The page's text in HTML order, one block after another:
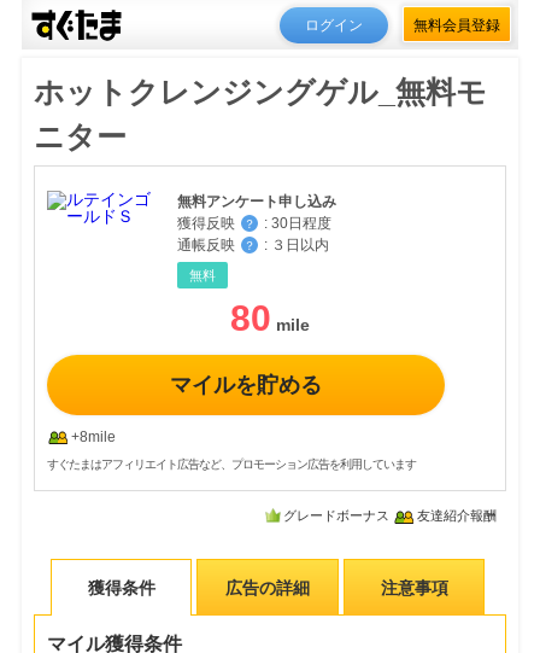
ログイン 無料会員登録
ホットクレンジングゲル_無料モ
ニター
無料アンケート申し込み
獲得反映
？ : 30日程度
通帳反映
？ : ３日以内
無料
80
マイルを貯める
+8mile
すぐたまはアフィリエイト広告など、プロモーション広告を利用しています
グレードボーナス 友達紹介報酬
獲得条件 広告の詳細 注意事項
マイル獲得条件